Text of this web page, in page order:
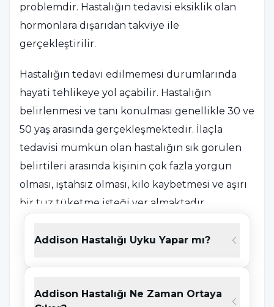
problemdir. Hastalığın tedavisi eksiklik olan
hormonlara dışarıdan takviye ile
gerçekleştirilir.
Hastalığın tedavi edilmemesi durumlarında
hayati tehlikeye yol açabilir. Hastalığın
belirlenmesi ve tanı konulması genellikle 30 ve
50 yaş arasında gerçekleşmektedir. İlaçla
tedavisi mümkün olan hastalığın sık görülen
belirtileri arasında kişinin çok fazla yorgun
olması, iştahsız olması, kilo kaybetmesi ve aşırı
bir tuz tüketme isteği yer almaktadır.
Addison Hastalığı Neden Olur?
Addison hastalığı nedeni,
adrenal bezlerinde
bir soruna bağlı hasar oluşması ve zarar
Addison Hastalığı Uyku Yapar mı?
Addison Hastalığı Ne Zaman Ortaya